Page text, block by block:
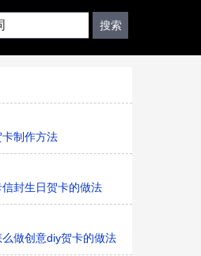
制作方法
封生日贺卡的做法
做创意diy贺卡的做法